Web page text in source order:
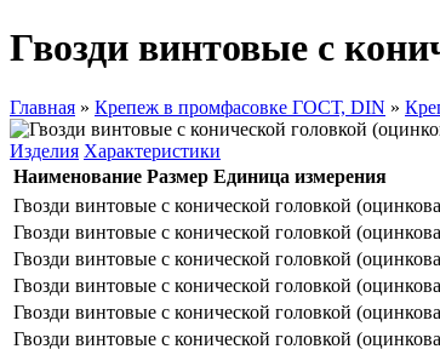
Гвозди винтовые с
Главная » Крепеж в промфасовке ГОСТ, DIN »
Изделия Характеристики
Наименование Размер Единица измерения
Гвозди винтовые с конической головкой
Гвозди винтовые с конической головкой
Гвозди винтовые с конической головкой
Гвозди винтовые с конической головкой
Гвозди винтовые с конической головкой
Гвозди винтовые с конической головкой